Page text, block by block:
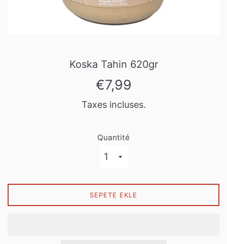
Koska Tahin 620gr
Prix
régulier
€7,99
Taxes incluses.
Quantité
SEPETE EKLE